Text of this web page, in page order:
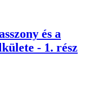
és a
- 1. rész